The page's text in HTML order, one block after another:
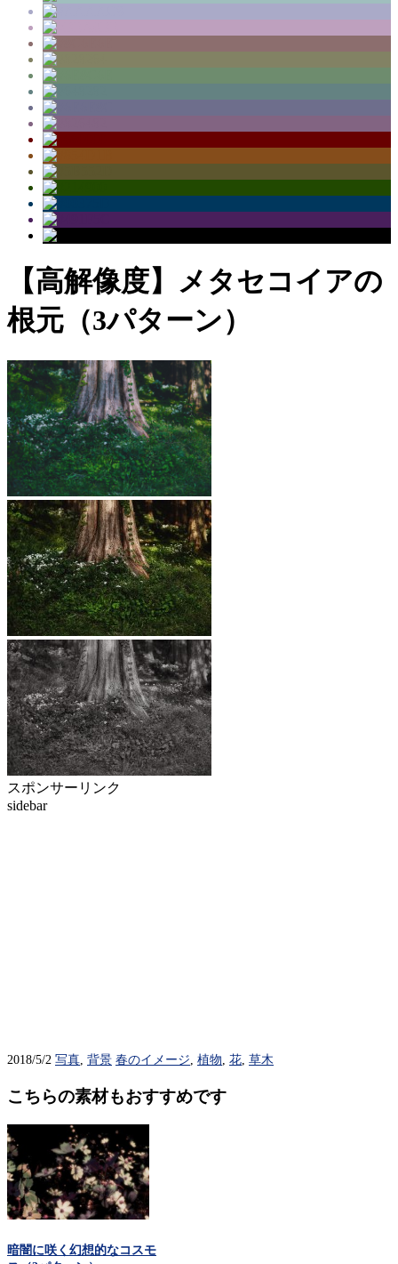
【高解像度】メタセコイアの
根元（3パターン）
スポンサーリンク
sidebar
2018/5/2 写真 背景 春のイメージ 植物 花 草木
こちらの素材もおすすめです
暗闇に咲く幻想的なコスモ